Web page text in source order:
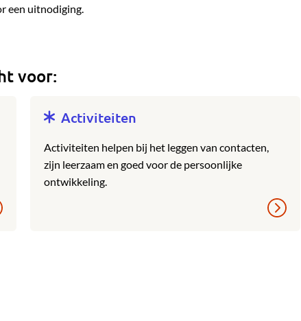
een uitnodiging.
voor:
Activiteiten
Activiteiten helpen bij het leggen van contacten,
zijn leerzaam en goed voor de persoonlijke
ontwikkeling.